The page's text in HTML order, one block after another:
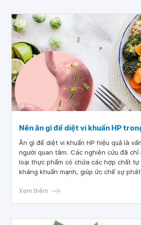
Nên ăn gì để diệt vi khuẩn HP
Ăn gì để diệt vi khuẩn HP hiệu quả là
người quan tâm. Các nghiên cứu đã
loại thực phẩm có chứa các hợp chất tự
kháng khuẩn mạnh, giúp ức chế sự
bệnh nhân nên ăn gì bị nhiễm vi khuẩn
Xem thêm